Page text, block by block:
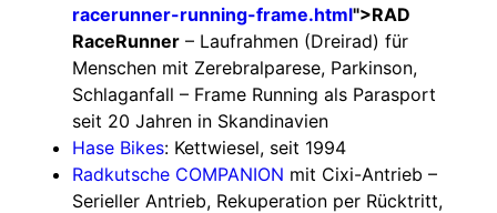
racerunner-running-frame.html">RAD
RaceRunner – Laufrahmen (Dreirad) für
Menschen mit Zerebralparese, Parkinson,
Schlaganfall – Frame Running als Parasport
seit 20 Jahren in Skandinavien
Hase Bikes: Kettwiesel, seit 1994
Radkutsche COMPANION mit Cixi-Antrieb –
Serieller Antrieb, Rekuperation per Rücktritt,